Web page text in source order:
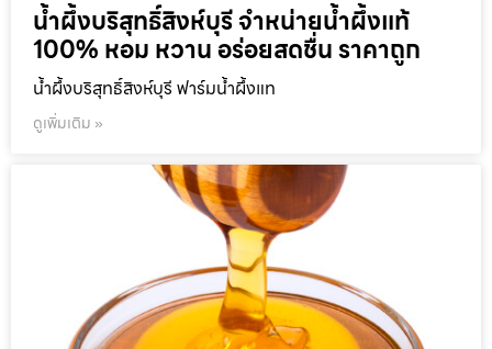
น้ำผึ้งบริสุทธิ์สิงห์บุรี จำหน่ายน้ำผึ้งแท้
100% หอม หวาน อร่อยสดชื่น ราคาถูก
น้ำผึ้งบริสุทธิ์สิงห์บุรี ฟาร์มน้ำผึ้งแท
ดูเพิ่มเติม »